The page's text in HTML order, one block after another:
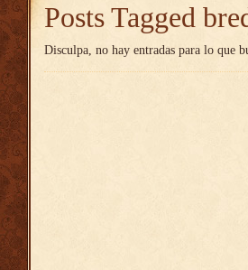
Posts Tagged
Disculpa, no hay entradas para lo que